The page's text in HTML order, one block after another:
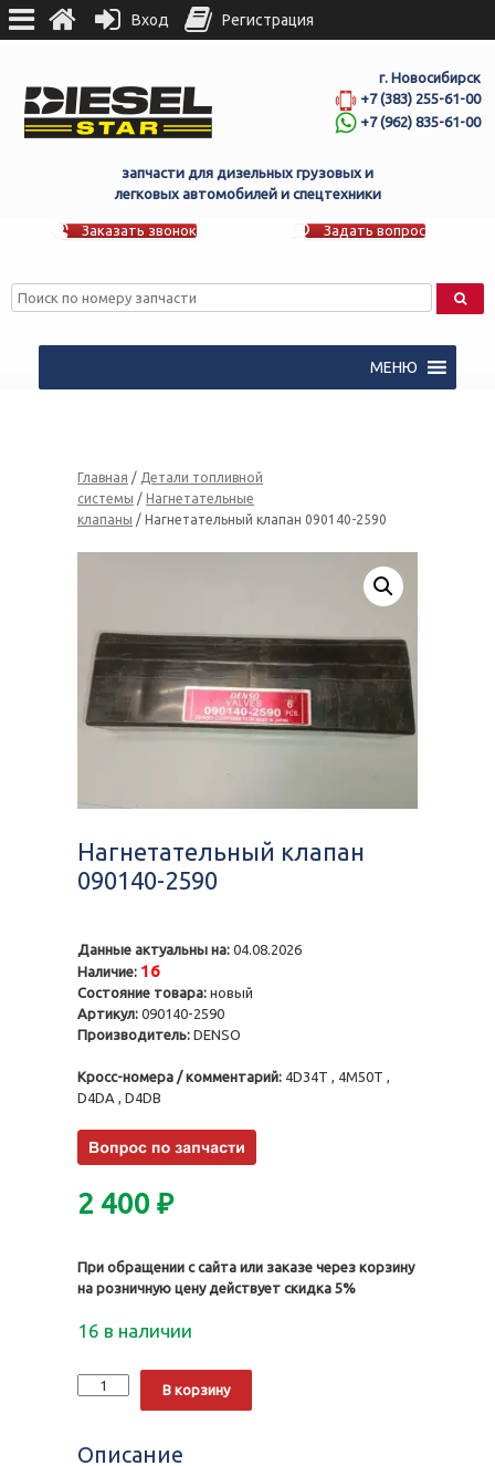
г. Новосибирск
+7 (383) 255-61-00
+7 (962) 835-61-00
запчасти для дизельных грузовых и
легковых автомобилей и спецтехники
Заказать звонок Задать вопрос
МЕНЮ
Главная / Детали топливной
системы / Нагнетательные
клапаны / Нагнетательный клапан 090140-2590
Нагнетательный клапан
090140-2590
Данные актуальны на: 04.08.2026
Наличие: 16
Состояние товара: новый
Артикул: 090140-2590
Производитель: DENSO
Кросс-номера / комментарий: 4D34T , 4M50T ,
D4DA , D4DB
2 400 ₽
При обращении с сайта или заказе через корзину
на розничную цену действует скидка 5%
16 в наличии
Количество
Нагнетательный
2590
В корзину
Описание
Вход Регистрация